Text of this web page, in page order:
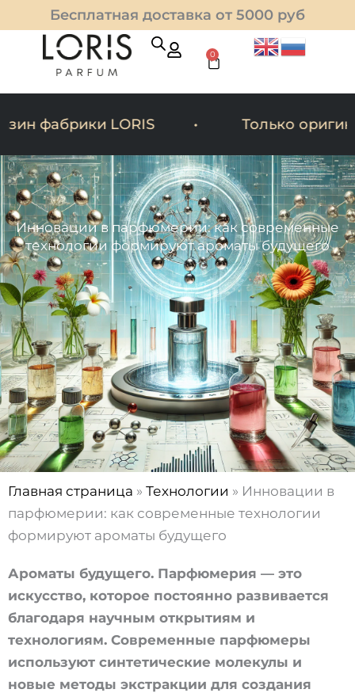
Перейти
к
содержимому
Бесплатная доставка от 5000 руб
0
Cart
фабрики LORIS Только
Инновации в парфюмерии: как современные
технологии формируют ароматы будущего
Главная страница » Технологии » Инновации в
парфюмерии: как современные технологии
формируют ароматы будущего
Ароматы будущего. Парфюмерия — это
искусство, которое постоянно развивается
благодаря научным открытиям и
технологиям. Современные парфюмеры
используют синтетические молекулы и
новые методы экстракции для создания